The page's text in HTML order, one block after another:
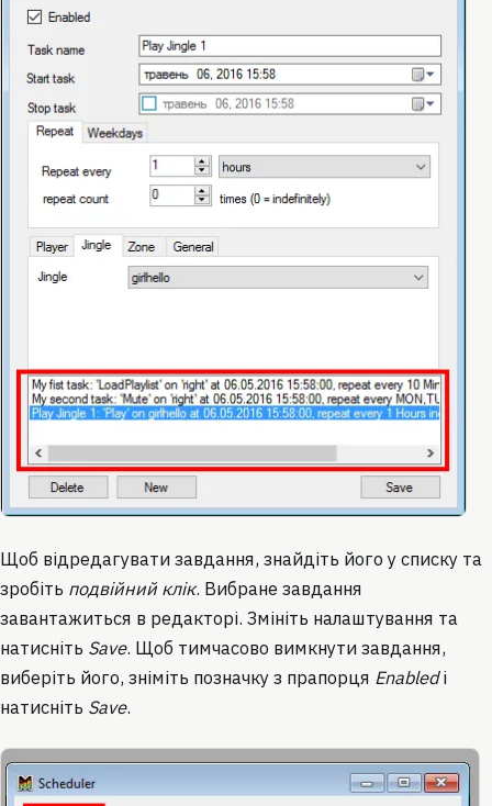
Щоб відредагувати завдання, знайдіть його у списку та
зробіть подвійний клік. Вибране завдання
завантажиться в редакторі. Змініть налаштування та
натисніть Save. Щоб тимчасово вимкнути завдання,
виберіть його, зніміть позначку з прапорця Enabledі
натисніть Save.